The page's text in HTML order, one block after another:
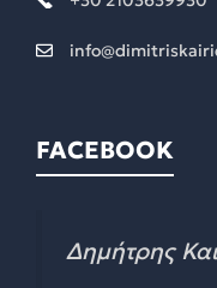
FACEBOOK
Δημήτρης